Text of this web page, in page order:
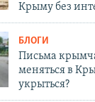
Крыму без
БЛОГИ
Письма
меняться в
укрыться?